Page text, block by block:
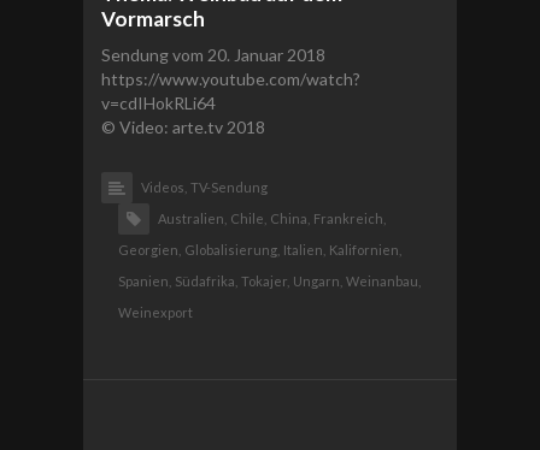
Vormarsch
Sendung vom 20. Januar 2018
https://www.youtube.com/watch?
v=cdIHokRLi64
© Video: arte.tv 2018
Videos, TV-Sendung
Australien, Chile, China, Frankreich,
Georgien, Globalisierung, Italien, Kalifornien,
Spanien, Südafrika, Tokajer, Ungarn, Weinanbau,
Weinexport